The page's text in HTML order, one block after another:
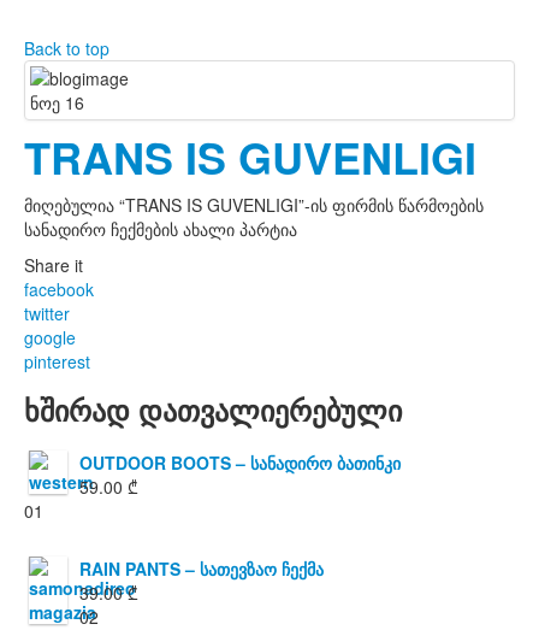
Back to top
ნოე 16
TRANS IS GUVENLIGI
მიღებულია “TRANS IS GUVENLIGI”-ის ფირმის წარმოების
სანადირო ჩექმების ახალი პარტია
Share it
facebook
twitter
google
pinterest
ხშირად დათვალიერებული
OUTDOOR BOOTS – სანადირო ბათინკი
59.00 ₾
01
RAIN PANTS – სათევზაო ჩექმა
39.00₾
02